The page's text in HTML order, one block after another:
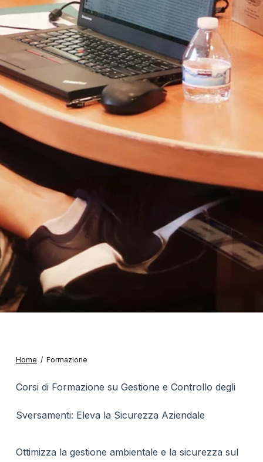
Home / Formazione
Corsi di Formazione su Gestione e Controllo degli
Sversamenti: Eleva la Sicurezza Aziendale
Ottimizza la gestione ambientale e la sicurezza sul